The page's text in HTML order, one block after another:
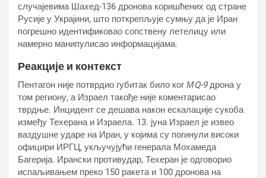
случајевима Шахед-136 дронова коришћених од стране
Русије у Украјини, што поткрепљује сумњу да је Иран
погрешно идентификовао сопствену летелицу или
намерно манипулисао информацијама.
Реакције и контекст
Пентагон није потврдио губитак било ког МQ-9дрона у
том региону, а Израел такође није коментарисао
тврдње. Инцидент се дешава након ескалације сукоба
између Техерана и Израела. 13. јуна Израел је извео
ваздушне ударе на Иран, у којима су погинули високи
официри ИРГЦ, укључујући генерала Мохамеда
Багерија. Ирански противудар, Техеран је одговорио
испаљивањем преко 150 ракета и 100 дронова на